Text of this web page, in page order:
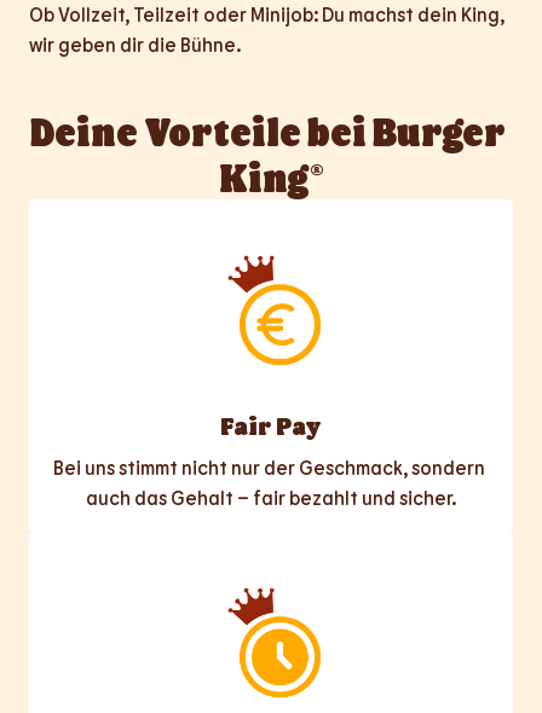
Ob Vollzeit, Teilzeit oder Minijob: Du machst dein King,
wir geben dir die Bühne.
Deine Vorteile bei Burger
King®
Fair Pay
Bei uns stimmt nicht nur der Geschmack, sondern
auch das Gehalt – fair bezahlt und sicher.